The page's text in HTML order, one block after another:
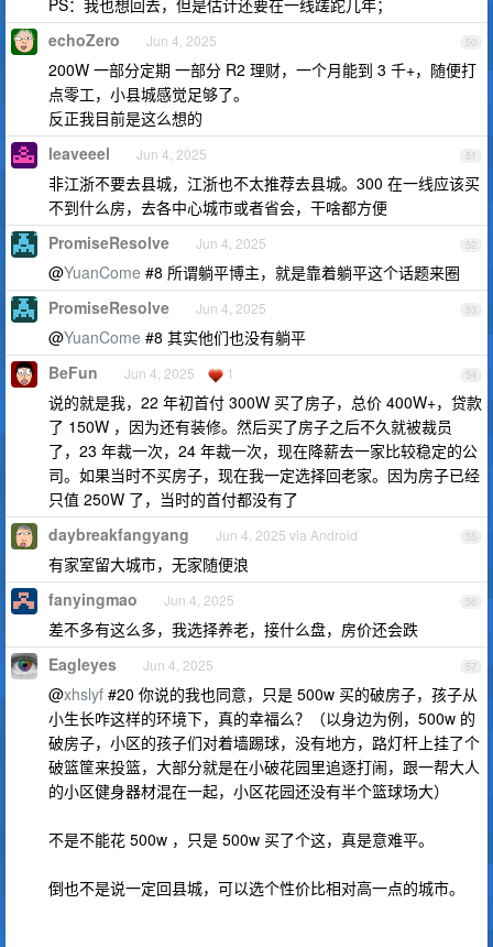
50
echoZero Jun 4, 2025
200W 一部分定期 一部分 R2 理财，一个月能到 3 千+，随便打
点零工，小县城感觉足够了。
反正我目前是这么想的
51
leaveeel Jun 4, 2025
非江浙不要去县城，江浙也不太推荐去县城。300 在一线应该买
不到什么房，去各中心城市或者省会，干啥都方便
52
PromiseResolve Jun 4, 2025
@YuanCome #8 所谓躺平博主，就是靠着躺平这个话题来圈
53
PromiseResolve Jun 4, 2025
@YuanCome #8 其实他们也没有躺平
54
BeFun Jun 4, 2025 1
说的就是我，22 年初首付 300W 买了房子，总价 400W+，贷款
了 150W ，因为还有装修。然后买了房子之后不久就被裁员
了，23 年裁一次，24 年裁一次，现在降薪去一家比较稳定的公
司。如果当时不买房子，现在我一定选择回老家。因为房子已经
只值 250W 了，当时的首付都没有了
55
daybreakfangyang Jun 4, 2025 via Android
有家室留大城市，无家随便浪
56
fanyingmao Jun 4, 2025
差不多有这么多，我选择养老，接什么盘，房价还会跌
57
Eagleyes Jun 4, 2025
@xhslyf #20 你说的我也同意，只是 500w 买的破房子，孩子从
小生长咋这样的环境下，真的幸福么？（以身边为例，500w 的
破房子，小区的孩子们对着墙踢球，没有地方，路灯杆上挂了个
破篮筐来投篮，大部分就是在小破花园里追逐打闹，跟一帮大人
的小区健身器材混在一起，小区花园还没有半个篮球场大）
不是不能花 500w ，只是 500w 买了个这，真是意难平。
倒也不是说一定回县城，可以选个性价比相对高一点的城市。